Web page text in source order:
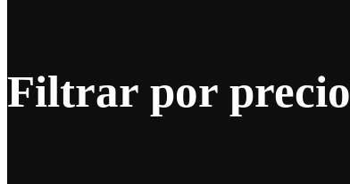
Filtrar por precio